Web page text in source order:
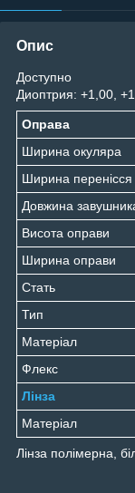
Опис
Доступно
Диоптрия: +1,00,
Оправа
Ширина окуляра
Ширина перенісся
Довжина
Висота оправи
Ширина оправи
Стать
Тип
Матеріал
Флекс
Лінза
Матеріал
Лінза полімерна,